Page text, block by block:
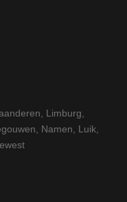
Limburg
Namen Luik